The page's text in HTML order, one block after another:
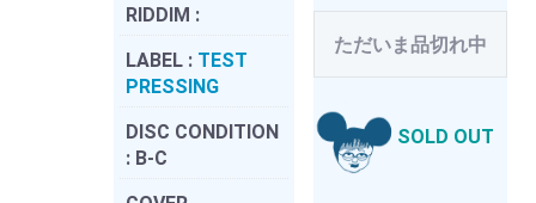
RIDDIM :
LABEL : TEST
PRESSING
DISC CONDITION
: B-C
ただいま品切れ中
SOLD OUT